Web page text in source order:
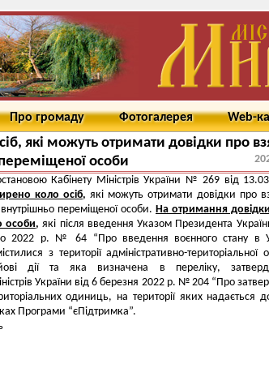
Про громаду Фотогалерея Web-
які можуть отримати довідки про
особи
Кабінету Міністрів України № 269 від
коло осіб, які можуть отримати довідки про
переміщеної особи. На отримання
особи, які після введення Указом Президента
2022 р. № 64 “Про введення воєнного стану в
з території адміністративно-територіальної
дії та яка визначена в переліку,
України від 6 березня 2022 р. № 204 “Про
одиниць, на території яких надається
Програми “єПідтримка”.